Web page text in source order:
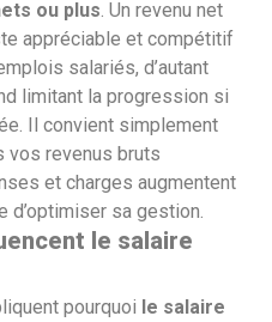
ou plus . Un revenu net
appréciable et compétitif
salariés, d’autant
limitant la progression si
Il convient simplement
vos revenus bruts
et charges augmentent
d’optimiser sa gestion.
le salaire
pourquoi le salaire